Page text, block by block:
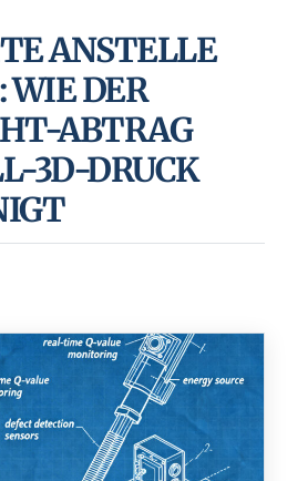
ANSTELLE
DER
ABTRAG
3D-DRUCK